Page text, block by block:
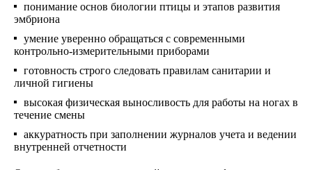
понимание основ биологии птицы и этапов развития
эмбриона
умение уверенно обращаться с современными
контрольно-измерительными приборами
готовность строго следовать правилам санитарии и
личной гигиены
высокая физическая выносливость для работы на ногах в
течение смены
аккуратность при заполнении журналов учета и ведении
внутренней отчетности